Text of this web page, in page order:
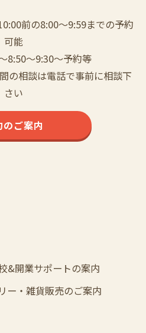
前の8:00〜9:59までの予約
可能
8:50〜9:30〜予約等
の相談は電話で事前に相談下
さい
のご案内
&開業サポートの案内
ー・雑貨販売のご案内